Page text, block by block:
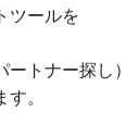
ツールを
ートナー探し
。